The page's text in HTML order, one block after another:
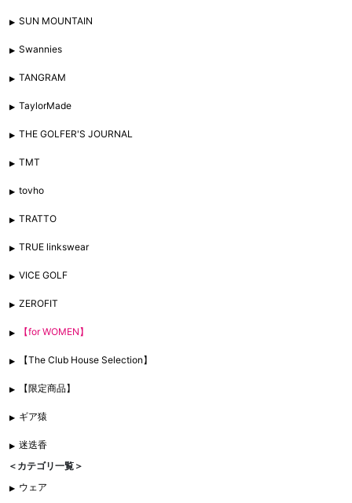
SUN MOUNTAIN
Swannies
TANGRAM
TaylorMade
THE GOLFER'S JOURNAL
TMT
tovho
TRATTO
TRUE linkswear
VICE GOLF
ZEROFIT
【for WOMEN】
【The Club House Selection】
【限定商品】
ギア猿
迷迭香
＜カテゴリ一覧＞
ウェア